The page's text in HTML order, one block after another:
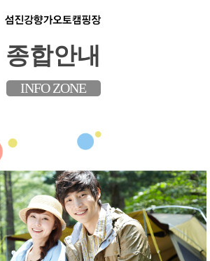
종합안내
INFO ZONE